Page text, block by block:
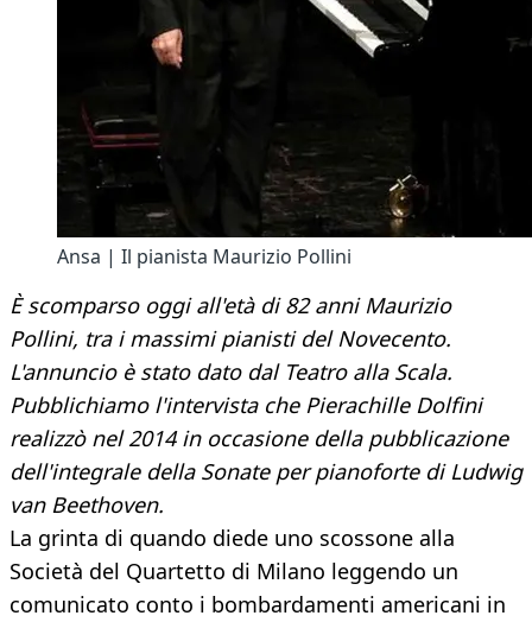
Ansa | Il pianista Maurizio Pollini
È scomparso oggi all'età di 82 anni Maurizio
Pollini, tra i massimi pianisti del Novecento.
L'annuncio è stato dato dal Teatro alla Scala.
Pubblichiamo l'intervista che Pierachille Dolfini
realizzò nel 2014 in occasione della pubblicazione
dell'integrale della Sonate per pianoforte di Ludwig
van Beethoven.
La grinta di quando diede uno scossone alla
Società del Quartetto di Milano leggendo un
comunicato conto i bombardamenti americani in